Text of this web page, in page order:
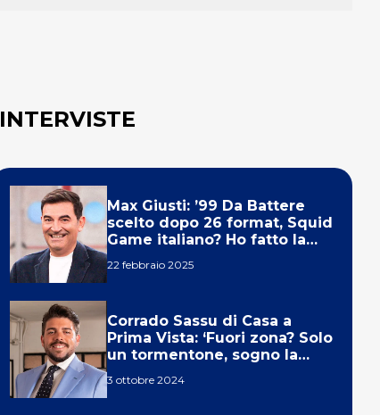
INTERVISTE
Max Giusti: ’99 Da Battere
scelto dopo 26 format, Squid
Game italiano? Ho fatto la
22 febbraio 2025
Corrado Sassu di Casa a
Prima Vista: ‘Fuori zona? Solo
un tormentone, sogno la
3 ottobre 2024